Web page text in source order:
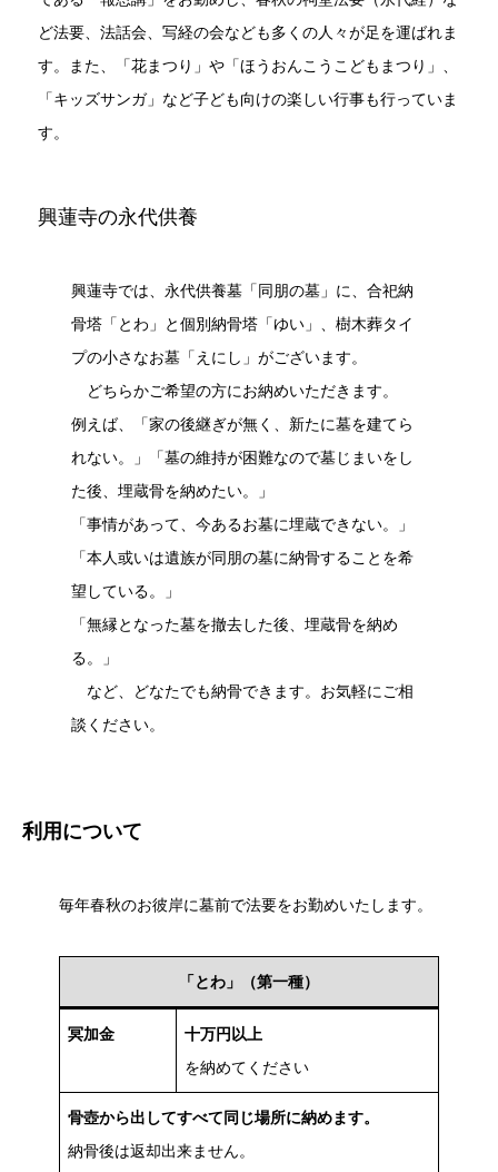
ど法要、法話会、写経の会なども多くの人々が足を運ばれま
す。また、「花まつり」や「ほうおんこうこどもまつり」、
「キッズサンガ」など子ども向けの楽しい行事も行っていま
す。
興蓮寺の永代供養
興蓮寺では、永代供養墓「同朋の墓」に、合祀納
骨塔「とわ」と個別納骨塔「ゆい」、樹木葬タイ
プの小さなお墓「えにし」がございます。
どちらかご希望の方にお納めいただきます。
例えば、「家の後継ぎが無く、新たに墓を建てら
れない。」「墓の維持が困難なので墓じまいをし
た後、埋蔵骨を納めたい。」
「事情があって、今あるお墓に埋蔵できない。」
「本人或いは遺族が同朋の墓に納骨することを希
望している。」
「無縁となった墓を撤去した後、埋蔵骨を納め
る。」
など、どなたでも納骨できます。お気軽にご相
談ください。
利用について
毎年春秋のお彼岸に墓前で法要をお勤めいたします。
「とわ」（第一種）
冥加金
十万円以上
を納めてください
骨壺から出してすべて同じ場所に納めます。
納骨後は返却出来ません。